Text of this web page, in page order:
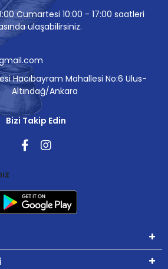
Cumartesi 10:00 - 17:00 saatleri
ulaşabilirsiniz.
Hacıbayram Mahallesi No:6 Ulus-
Altındağ/Ankara
Bizi Takip Edin